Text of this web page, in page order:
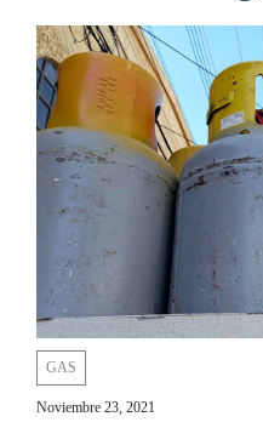
GAS
Noviembre 23, 2021